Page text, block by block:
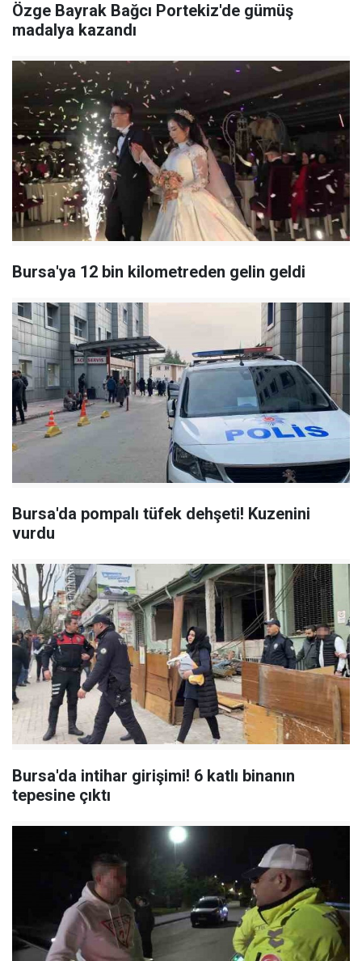
Özge Bayrak Bağcı Portekiz'de gümüş
madalya kazandı
Bursa'ya 12 bin kilometreden gelin geldi
Bursa'da pompalı tüfek dehşeti! Kuzenini
vurdu
Bursa'da intihar girişimi! 6 katlı binanın
tepesine çıktı